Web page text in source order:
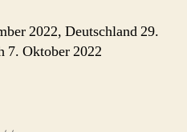
2022, Deutschland 29.
7. Oktober 2022